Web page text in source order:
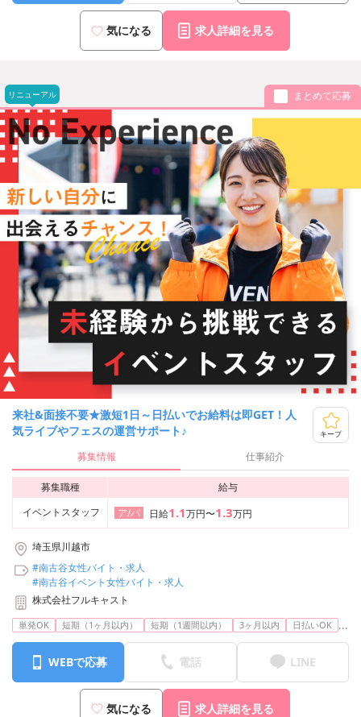
気になる 求人詳細を見る
リニューアル まとめて応募
来社&面接不要★激短1日～日払いでお給料は即GET！人
気ライブやフェスの運営サポート♪
キープ
募集情報 仕事紹介
募集職種
給与
イベントスタッフ
ア/パ 日給1.1万円〜1.3万円
埼玉県川越市
#南古谷女性バイト・求人
#南古谷イベント女性バイト・求人
株式会社フルキャスト
単発OK 短期（1ヶ月以内） 短期（1週間以内） 3ヶ月以内 日払いOK ...
WEBで応募 電話 LINE
気になる 求人詳細を見る